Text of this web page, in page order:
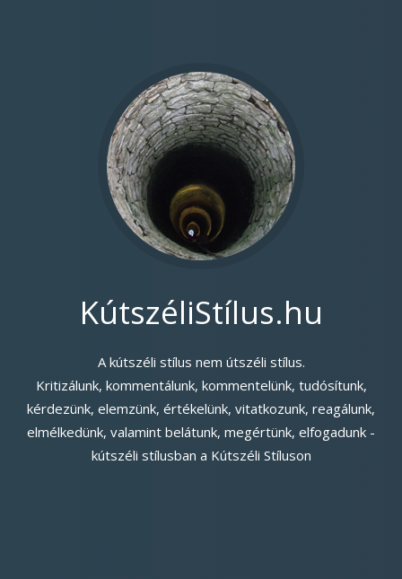
KútszéliStílus.hu
A kútszéli stílus nem útszéli stílus.
Kritizálunk, kommentálunk, kommentelünk, tudósítunk,
kérdezünk, elemzünk, értékelünk, vitatkozunk, reagálunk,
elmélkedünk, valamint belátunk, megértünk, elfogadunk -
kútszéli stílusban a Kútszéli Stíluson